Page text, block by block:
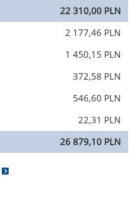
22 310,00 PLN
2 177,46 PLN
1 450,15 PLN
372,58 PLN
546,60 PLN
22,31 PLN
26 879,10 PLN